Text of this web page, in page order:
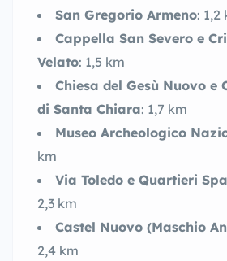
San Gregorio Armeno: 1,2
Cappella San Severo e
Velato: 1,5 km
Chiesa del Gesù Nuovo e
di Santa Chiara: 1,7 km
Museo Archeologico
km
Via Toledo e Quartieri
2,3 km
Castel Nuovo (Maschio
2,4 km